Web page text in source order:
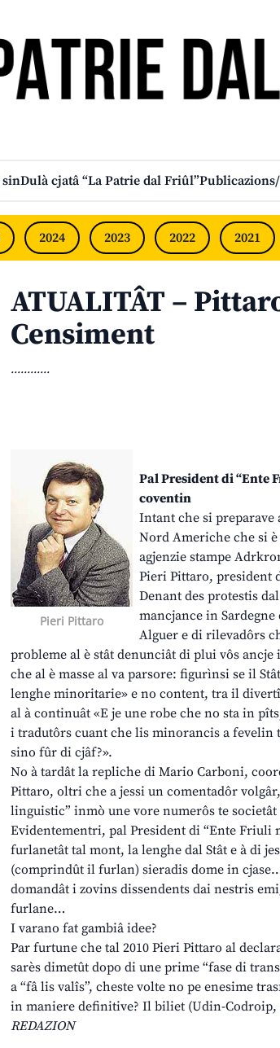
sinDulà cjatâ “La Patrie dal Friûl”
2024 2023 2022 2021
ATUALITÂT –
Censiment
............
Pieri Pittaro
Pal President di “Ente
coventin
Intant che si
Nord Americhe che si
agjenzie stampe
Pieri Pittaro, president
Denant des protestis
mancjance in
Alguer e di rilevadôrs
probleme al è stât denunciât di plui vôs
che al è masse al va parsore: figurìnsi se il
lenghe minoritarie» e no content, tra il
al à continuât «E je une robe che no sta in
i tradutôrs cuant che lis minorancis a fevelin
sino fûr di cjâf?».
No à tardât la repliche di Mario Carboni,
Pittaro, oltri che a jessi un comentadôr
linguistic” inmò une vore numerôs te societât
Evidentementri, pal President di “Ente Friuli
furlanetât tal mont, la lenghe dal Stât e à di
(comprindût il furlan) sieradis dome in
domandât i zovins dissendents dai nestris
furlane…
I varano fat gambiâ idee?
Par furtune che tal 2010 Pieri Pittaro al
sarès dimetût dopo di une prime “fase di
a “fâ lis valîs”, cheste volte no pe enesime
in maniere definitive? Il biliet (Udin-
REDAZION